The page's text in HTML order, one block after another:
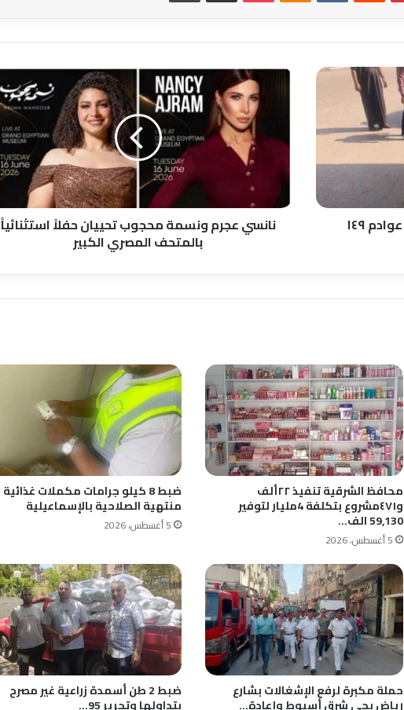
جهازشؤون البيئة بالشرقية يفحص عوادم ١٤٩
نانسي
تحييان
استثنائياً
المصري
الكبيرنانسي عجرم ونسمة محجوب تحييان حفلاً استثنائياً
بالمتحف المصري الكبير
محافظ الشرقية تنفيذ ٢٢ألف
و٤٧١مشروع بتكلفة 4مليار لتوفير
59,130 الف…
5 أغسطس، 2026
ضبط 8 كيلو جرامات مكملات غذائية
منتهية الصلاحية بالإسماعيلية
5 أغسطس، 2026
حملة مكبرة لرفع الإشغالات بشارع
رياض بحي شرق أسيوط وإعادة…
ضبط 2 طن أسمدة زراعية غير مصرح
بتداولها وتحرير 95…